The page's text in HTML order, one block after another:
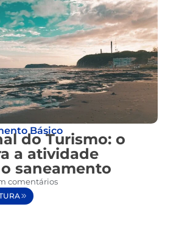
Básico
do Turismo: o
a atividade
saneamento
comentários